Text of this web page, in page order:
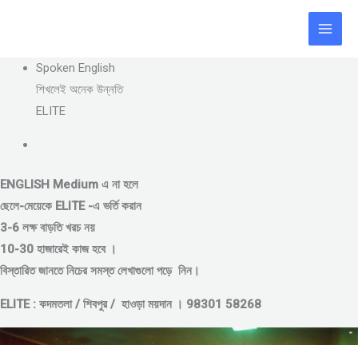
Spoken English
শিখলেই অনেক উন্নতি
ELITE
ENGLISH Medium এ না হলে
ছেলে-মেয়েকে ELITE -এ ভর্তি করান
3-6 লক্ষ বাড়তি খরচ নয়
10-30 হাজারেই কাজ হবে ।
বিস্তারিত জানতে নিচের সমস্ত লেখাগুলো পড়ে নিন।
ELITE : কদমতলা / শিবপুর / হাওড়া ময়দান । 98301 58268